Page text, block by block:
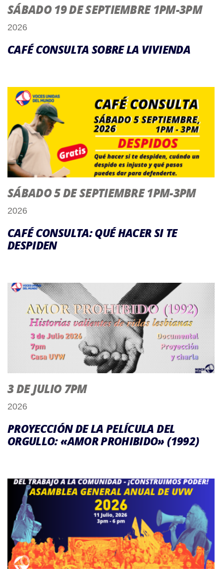
SÁBADO 19 DE SEPTIEMBRE 1PM-3PM
2026
CAFÉ CONSULTA SOBRE LA VIVIENDA
SÁBADO 5 DE SEPTIEMBRE 1PM-3PM
2026
CAFÉ CONSULTA: QUÉ HACER SI TE
DESPIDEN
3 DE JULIO 7PM
2026
PROYECCIÓN DE LA PELÍCULA DEL
ORGULLO: «AMOR PROHIBIDO» (1992)